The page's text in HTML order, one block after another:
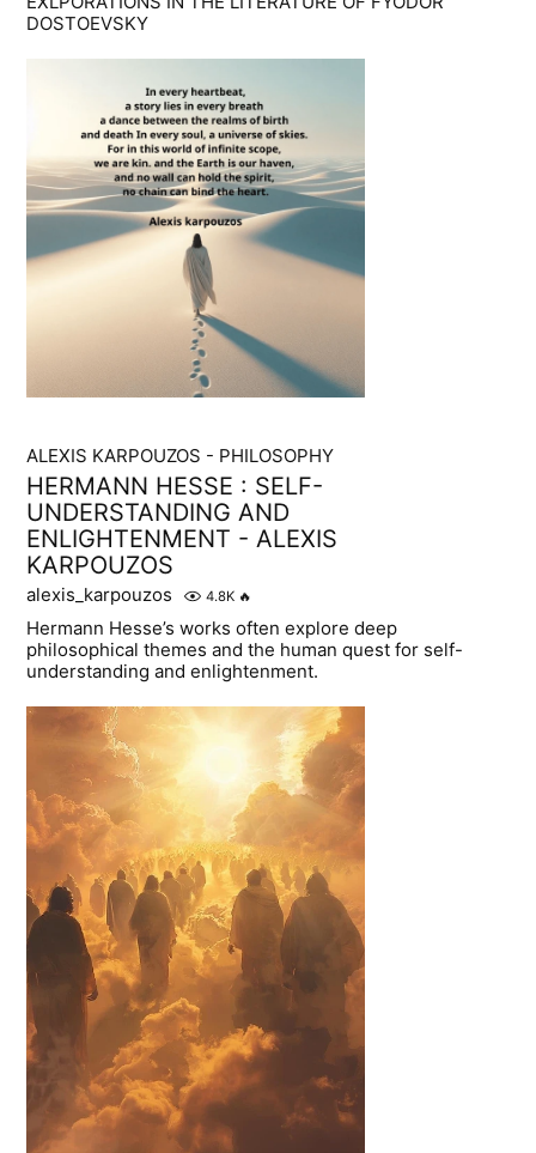
DOSTOEVSKY
ALEXIS KARPOUZOS - PHILOSOPHY
HERMANN HESSE : SELF-
UNDERSTANDING AND
ENLIGHTENMENT - ALEXIS
KARPOUZOS
alexis_karpouzos 4.8K 🔥
Hermann Hesse’s works often explore deep
philosophical themes and the human quest for self-
understanding and enlightenment.